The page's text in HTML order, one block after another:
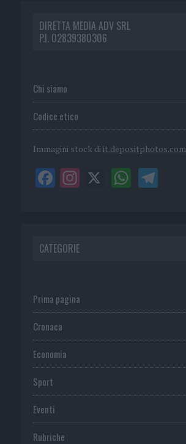
DIRETTA MEDIA ADV SRL
P.I. 02839380306
Chi siamo
Codice etico
Immagini stock di it.depositphotos.com
CATEGORIE
Prima pagina
Cronaca
Economia
Sport
Eventi
Rubriche